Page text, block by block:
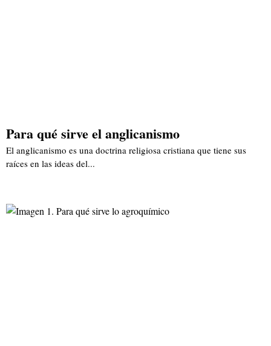
Para qué sirve el anglicanismo
El anglicanismo es una doctrina religiosa cristiana que tiene sus
raíces en las ideas del...